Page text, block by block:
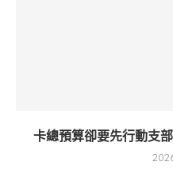
卡總預算卻要先行動支